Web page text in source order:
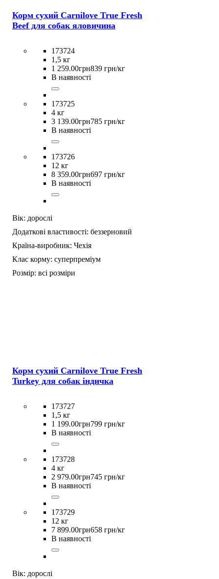
Корм сухий Carnilove True Fresh
Beef для cобак яловичина
173724
1,5 кг
1 259.00грн839 грн/кг
В наявності
173725
4 кг
3 139.00грн785 грн/кг
В наявності
173726
12 кг
8 359.00грн697 грн/кг
В наявності
Вік: дорослі
Додаткові властивості: беззерновий
Країна-виробник: Чехія
Клас корму: суперпреміум
Розмір: всі розміри
Корм сухий Carnilove True Fresh
Turkey для cобак індичка
173727
1,5 кг
1 199.00грн799 грн/кг
В наявності
173728
4 кг
2 979.00грн745 грн/кг
В наявності
173729
12 кг
7 899.00грн658 грн/кг
В наявності
Вік: дорослі